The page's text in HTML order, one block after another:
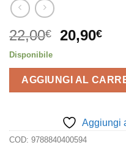
22,00€
Il
originale
era:
22,00€.
20,90€Il
è:
Disponibile
AGGIUNGI AL
Aggiungi
COD: 9788840400594